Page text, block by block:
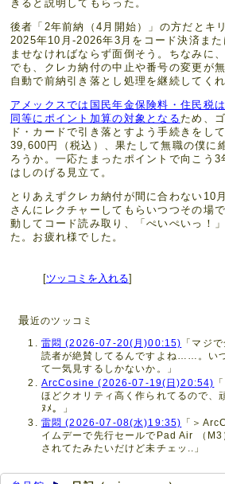
きると説明してもらった。
後者「2年前納（4月開始）」の方だとキ
2025年10月-2026年3月をコード決済ま
ませなければならず面倒そう。ちなみに
でも、クレカ納付の中止や番号の変更が
自動で前納引き落とし処理を継続してくれ
アメックスでは国民年金保険料・住民税
同等にポイント加算の対象となる ため、
ド・カードで引き落とすよう手続きをし
39,600円（税込）、果たして無職の僕に
ろうか。一応たまったポイントで向こう3
はしのげる見立て。
とりあえずクレカ納付が間に合わない10
さんにレクチャーしてもらいつつその場
動してコード読み取り、「ぺいぺいっ！
た。お疲れ様でした。
[ツッコミを入れる]
最近のツッコミ
雷悶 (2026-07-20(月)00:15)
「マジ
読者が絶賛してるんですよね……。い
て一気見するしかないか。」
ArcCosine (2026-07-19(日)20:54)
ほどクオリティ高く作られてるので、
ﾇﾒ。」
雷悶 (2026-07-08(水)19:35)
「＞
イムデーで先行セールでPad Air （M3
されてたみたいだけど未チェッ..」